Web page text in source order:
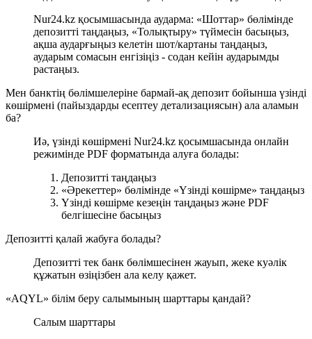
Nur24.kz қосымшасында аударма: «Шоттар» бөлімінде
депозитті таңдаңыз, «Толықтыру» түймесін басыңыз,
ақша аударғыңыз келетін шот/картаны таңдаңыз,
аударым сомасын енгізіңіз - содан кейін аударымды
растаңыз.
Мен банктің бөлімшелеріне бармай-ақ депозит бойынша үзінді
көшірмені (пайыздарды есептеу детализациясын) ала аламын
ба?
Иә, үзінді көшірмені Nur24.kz қосымшасында онлайн
режимінде PDF форматында алуға болады:
Депозитті таңдаңыз
«Әрекеттер» бөлімінде «Үзінді көшірме» таңдаңыз
Үзінді көшірме кезеңін таңдаңыз және PDF
белгішесіне басыңыз
Депозитті қалай жабуға болады?
Депозитті тек банк бөлімшесінен жауып, жеке куәлік
құжатын өзіңізбен ала келу қажет.
«AQYL» білім беру салымының шарттары қандай?
Салым шарттары